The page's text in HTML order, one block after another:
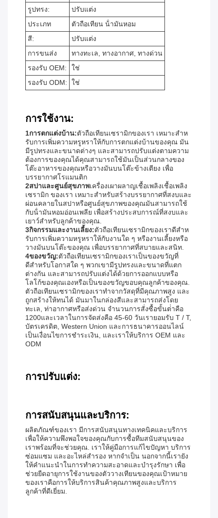
รูปทรง:
ปรับแต่ง
ประเภท
ตัวถือเทียน น้ํามันหอม
สี:
ปรับแต่ง
การขนส่ง
ทางทะเล, ทางอากาศ, ทางด่วน
รองรับ OEM:
ใช่
รองรับ ODM:
ใช่
การใช้งาน:
1การตกแต่งบ้าน:ตัวถือเทียนเซรามิกของเรา เหมาะสําห
รับการเพิ่มความหรูหราให้กับการตกแต่งบ้านของคุณ มัน
มีรูปทรงและขนาดต่างๆ และสามารถปรับแต่งตามความ
ต้องการของคุณได้คุณสามารถใช้มันเป็นส่วนกลางของ
โต๊ะอาหารของคุณหรือวางมันบนโต๊ะข้างเตียง เพื่อ
บรรยากาศโรแมนติก
2สปาและศูนย์สุขภาพเครื่องเผาผลาญเชื้อเพลิงเชื้อเพลิง
เซรามิก ของเรา เหมาะสําหรับสร้างบรรยากาศที่สงบและ
ผ่อนคลายในสปาหรือศูนย์สุขภาพของคุณมันสามารถใช้
กับน้ํามันหอมอ่อนเพลีย เพื่อสร้างประสบการณ์ที่สงบและ
เยาว์สําหรับลูกค้าของคุณ.
3กิจกรรมและงานเลี้ยง:ตัวถือเทียนเซรามิกของเราดีสําห
รับการเพิ่มความหรูหราให้กับงานใด ๆ หรืองานเลี้ยงหรือ
วางมันบนโต๊ะของคุณ เพื่อบรรยากาศที่สบายและสนิท.
4ของขวัญ:ตัวถือเทียนเซรามิกของเราเป็นของขวัญที่
ดีสําหรับโอกาสใด ๆ พวกเขามีรูปทรงและขนาดที่แตก
ต่างกัน และสามารถปรับแต่งได้ด้วยการออกแบบหรือ
โลโก้ของคุณเองหรือเป็นของขวัญขอบคุณลูกค้าของคุณ.
ตัวถือเทียนเซรามิกของเราทําจากวัสดุที่มีคุณภาพสูง และ
ถูกสร้างให้ทนได้ มันมาในกล่องสีและสามารถส่งโดย
ทะเล, ท่าอากาศหรือส่งด่วน จํานวนการสั่งซื้อขั้นต่ําคือ
1200และเวลาในการจัดส่งคือ 45-60 วันเรายอมรับ T / T,
บัตรเครดิต, Western Union และการธนาคารออนไลน์
เป็นเงื่อนไขการชําระเงิน, และเราให้บริการ OEM และ
ODM
การปรับแต่ง:
การสนับสนุนและบริการ:
ผลิตภัณฑ์ของเรา มีการสนับสนุนทางเทคนิคและบริการ
เพื่อให้ความพึงพอใจของคุณกับการซื้อทีมสนับสนุนของ
เราพร้อมที่จะช่วยคุณ. เราให้คู่มือการแก้ไขปัญหา บริการ
ซ่อมแซม และอะไหล่สํารอง หากจําเป็น นอกจากนี้เรายัง
ให้คําแนะนําในการทําความสะอาดและบํารุงรักษา เพื่อ
ช่วยยืดอายุการใช้งานของตัววางเทียนของคุณเป้าหมาย
ของเราคือการให้บริการสินค้าคุณภาพสูงและบริการ
ลูกค้าที่ดีเยี่ยม.